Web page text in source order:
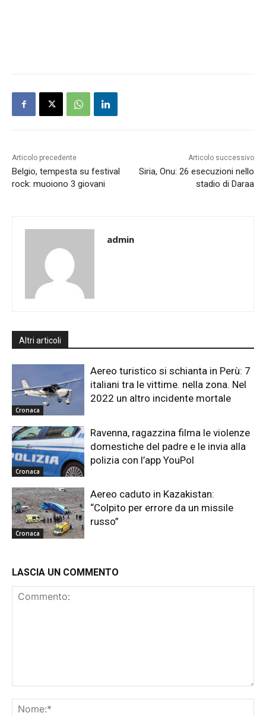
Articolo precedente
Belgio, tempesta su festival
rock: muoiono 3 giovani
Articolo successivo
Siria, Onu: 26 esecuzioni nello
stadio di Daraa
admin
Altri articoli
Cronaca
Aereo turistico si schianta in Perù: 7
italiani tra le vittime. nella zona. Nel
2022 un altro incidente mortale
Cronaca
Ravenna, ragazzina filma le violenze
domestiche del padre e le invia alla
polizia con l’app YouPol
Cronaca
Aereo caduto in Kazakistan:
“Colpito per errore da un missile
russo”
LASCIA UN COMMENTO